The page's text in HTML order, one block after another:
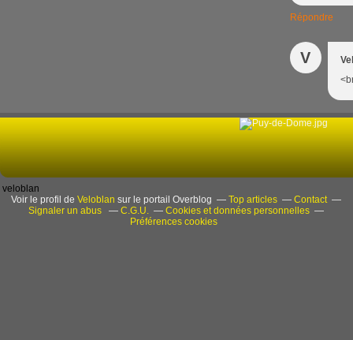
Répondre
V
veloblan
Voir le profil deVeloblan sur le portail Overblog Top articles
Contact
Signaler un abus
C.G.U.
Cookies et données personnelles
Préférences cookies